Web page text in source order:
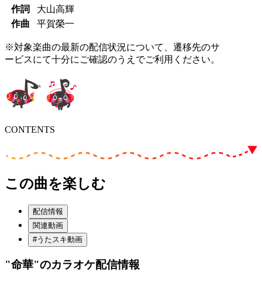
作詞
大山高輝
作曲
平賀榮一
※対象楽曲の最新の配信状況について、遷移先のサ
ービスにて十分にご確認のうえでご利用ください。
CONTENTS
この曲を楽しむ
配信情報
関連動画
#うたスキ動画
"命華"のカラオケ配信情報